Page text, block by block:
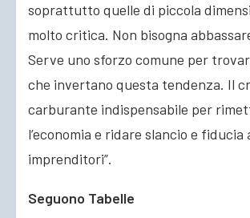
soprattutto quelle di piccola
molto critica. Non bisogna
Serve uno sforzo comune per
che invertano questa tendenza. Il
carburante indispensabile per
l’economia e ridare slancio e fiducia
imprenditori”.
Seguono Tabelle